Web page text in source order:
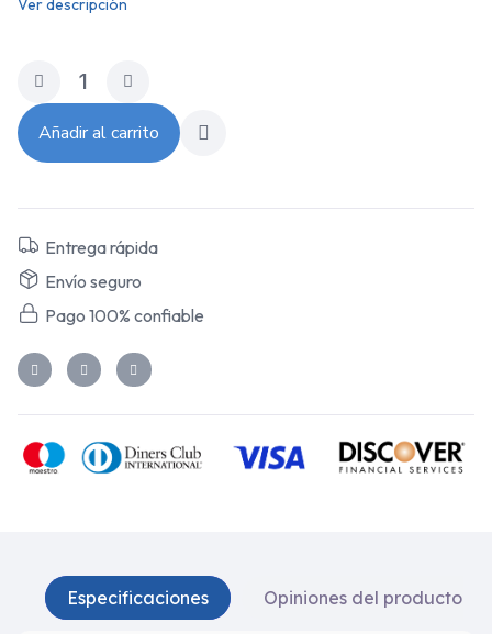
Ver descripción
Añadir al carrito
Entrega rápida
Envío seguro
Pago 100% confiable
Especificaciones Opiniones del producto